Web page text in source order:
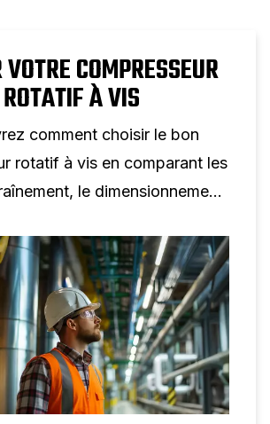
COMPRESSEUR
ROTATIF À VIS
comment choisir le bon
rotatif à vis en comparant les
le dimensionnement,
votre application.